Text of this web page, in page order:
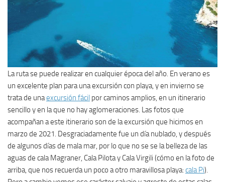
La ruta se puede realizar en cualquier época del año. En verano es
un excelente plan para una excursión con playa, y en invierno se
trata de unaexcursión fácil por caminos amplios, en un itinerario
sencillo y en la que no hay aglomeraciones. Las fotos que
acompañan a este itinerario son de la excursión que hicimos en
marzo de 2021. Desgraciadamente fue un día nublado, y después
de algunos días de mala mar, por lo que no se se la belleza de las
aguas de cala Magraner, Cala Pilota y Cala Virgili (cómo en la foto de
arriba, que nos recuerda un poco a otro maravillosa playa: cala Pi).